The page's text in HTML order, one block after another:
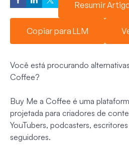
Resumir
Copiar para LLM
Você está procurando
Coffee?
Buy Me a Coffee é uma
projetada para criadores de
YouTubers, podcasters,
seguidores.